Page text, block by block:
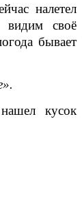
налетел
своё
бывает
кусок